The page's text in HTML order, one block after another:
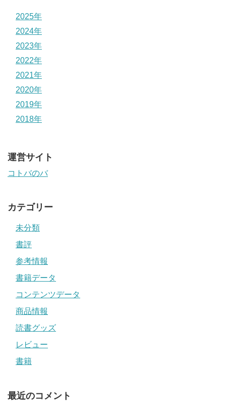
2025年
2024年
2023年
2022年
2021年
2020年
2019年
2018年
運営サイト
コトバのバ
カテゴリー
未分類
書評
参考情報
書籍データ
コンテンツデータ
商品情報
読書グッズ
レビュー
書籍
最近のコメント